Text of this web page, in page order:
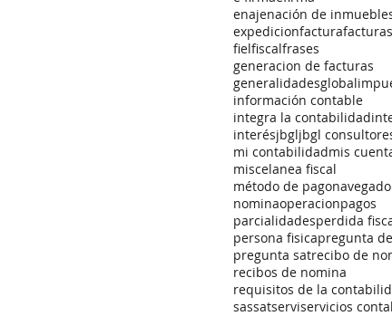
enajenación de
expedicionfacturafacturas
fielfiscalfrases
generacion de facturas
generalidadesglobal
información contable
integra la contabilidad
interésjbgljbgl
mi contabilidadmis
miscelanea fiscal
método de pago
nominaoperacionpagos
parcialidadesperdida
persona fisicapregunta
pregunta satrecibo de
recibos de nomina
requisitos de la
sassatserviservicios